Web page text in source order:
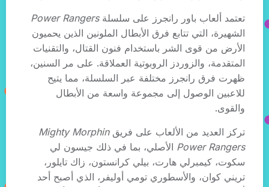
تعتمد ألعاب باور رانجرز على سلسلةPower Rangers
الشهيرة، التي تتابع فرق الأبطال الملونين الذين يحميون
الأرض من قوى الشر باستخدام فنون القتال، والتقنيات
المتقدمة، والزوردز الروبوتية العملاقة. على مر السنين،
ظهرت فرق رانجرز مختلفة عبر السلسلة، مما يتيح
للاعبين الوصول إلى مجموعة واسعة من الأبطال
والقوى.
تركز العديد من الألعاب على فريقMighty Morphin
Power Rangers الأصلي، بما في ذلك جيسون لي
سكوت، كيمبرلي هارت، بيلي كرانستون، زاك تايلور،
تريني كوان، والأسطوري تومي أوليفر، الذي أصبح أحد